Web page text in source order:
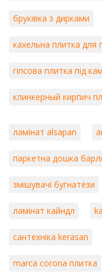
бруківка з дирками
кахельна плитка для
гіпсова плитка під
клинкерный кирпич
ламінат alsapan
паркетна дошка
змішувачі бугнатези
ламінат кайндл
сантехніка kerasan
marca corona плитка